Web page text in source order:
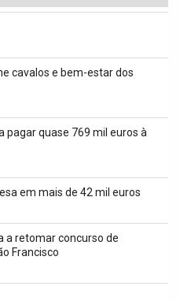
cavalos e bem-estar dos
pagar quase 769 mil euros à
em mais de 42 mil euros
a retomar concurso de
Francisco